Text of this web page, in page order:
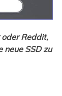
Reddit,
neue SSD zu